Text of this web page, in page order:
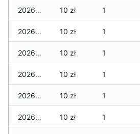
2026-05-18 10 zł 1
2026-05-17 10 zł 1
2026-05-16 10 zł 1
2026-05-15 10 zł 1
2026-05-14 10 zł 1
2026-05-13 10 zł 1